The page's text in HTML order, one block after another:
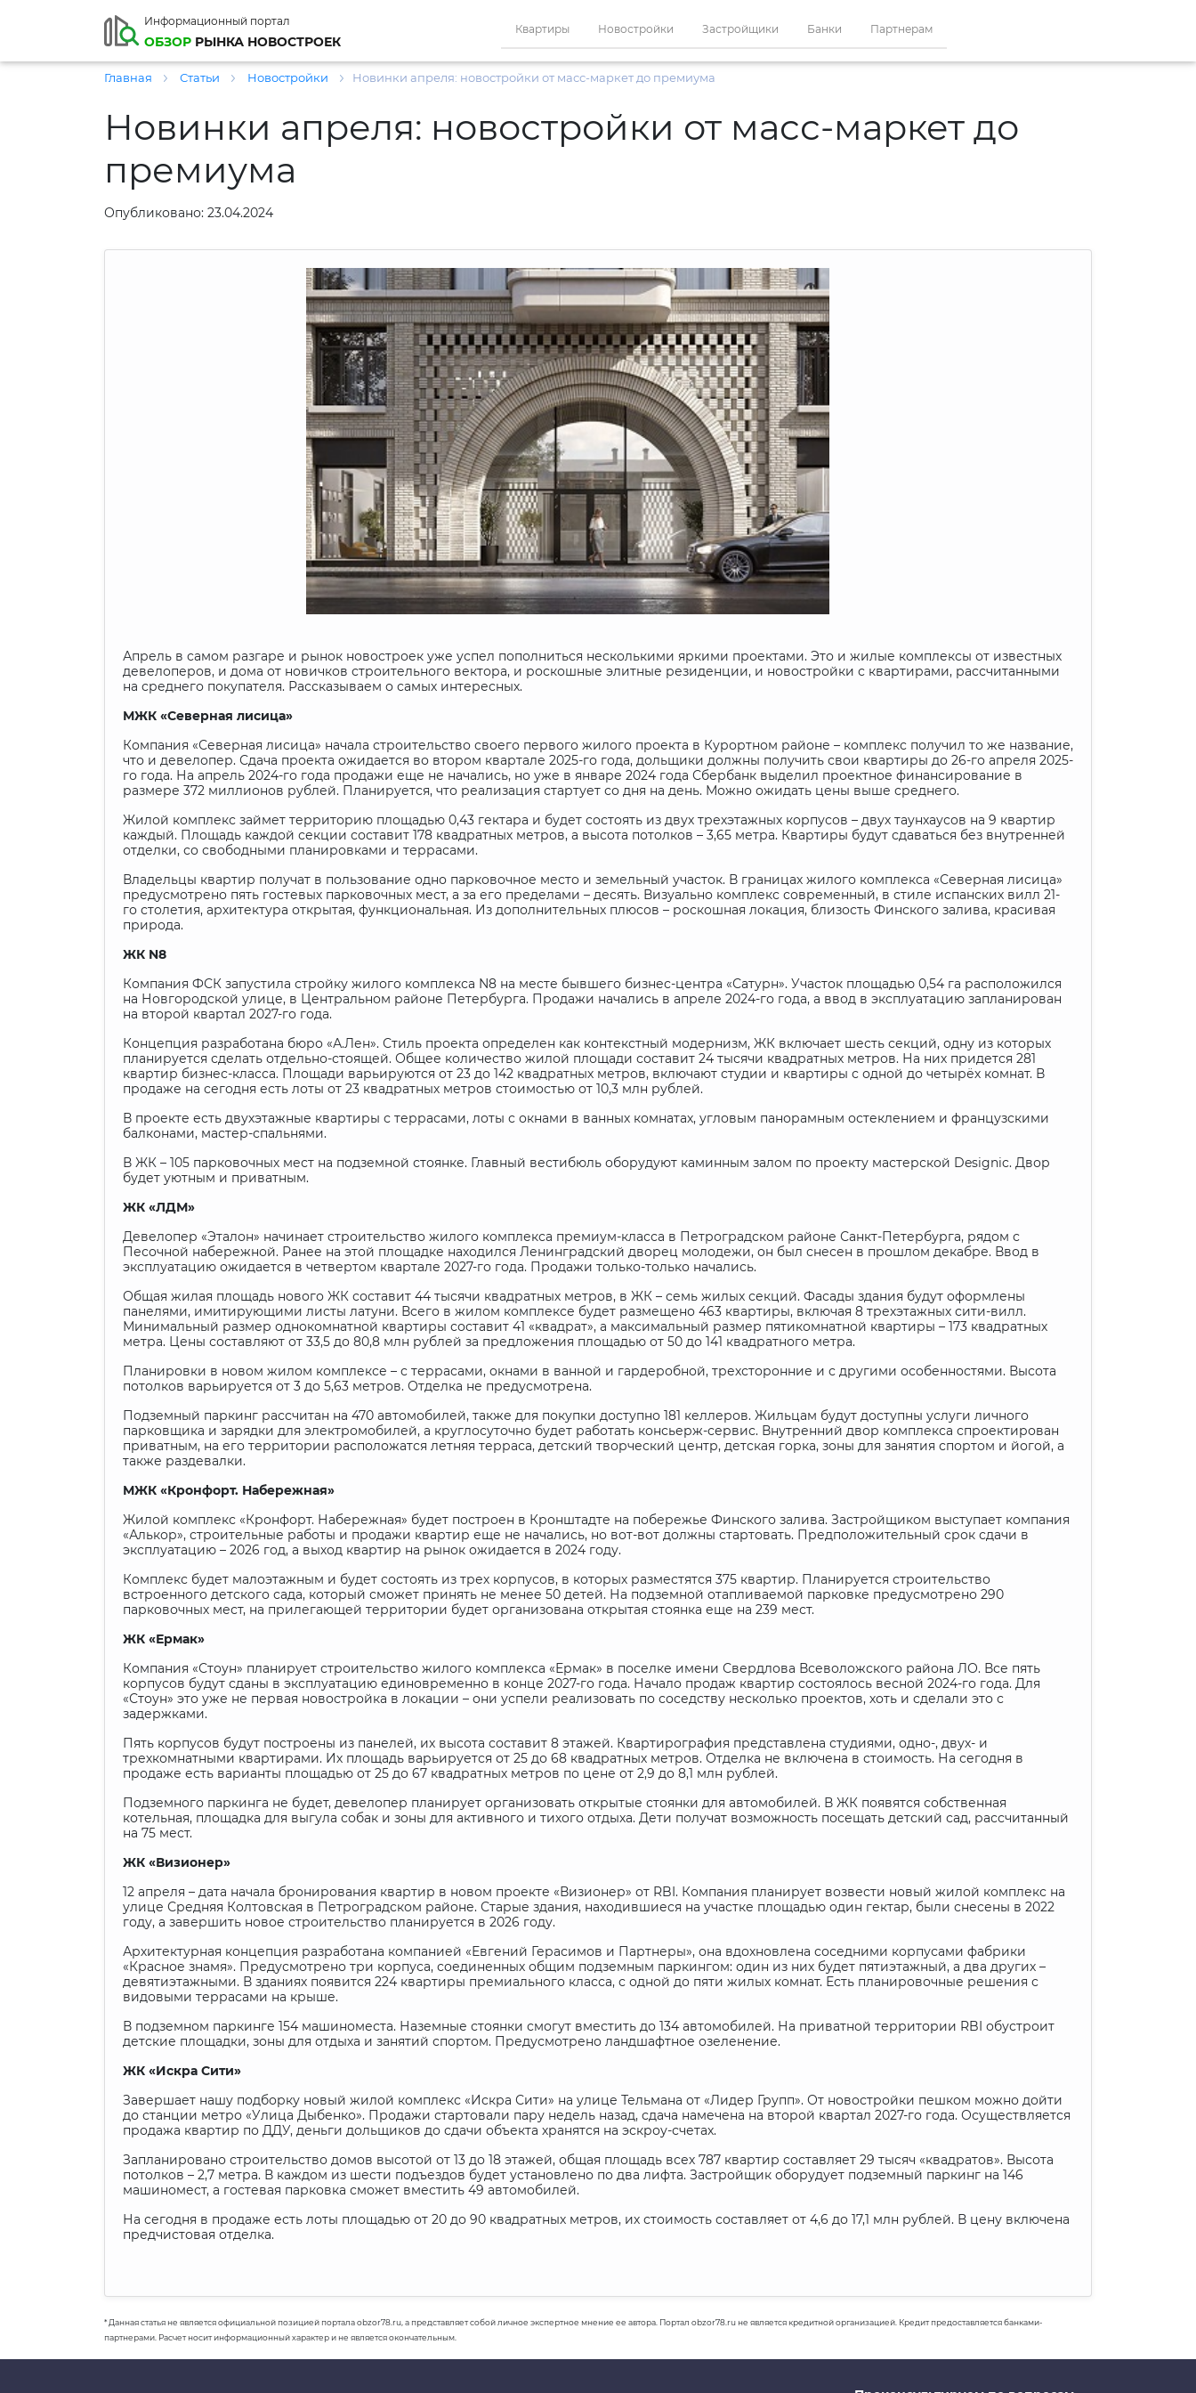
Информационный портал
ОБЗОР РЫНКА НОВОСТРОЕК
Квартиры Новостройки Застройщики Банки Партнерам
Главная Статьи Новостройки Новинки апреля: новостройки от масс-маркет до премиума
Новинки апреля: новостройки от масс-маркет до
премиума
Опубликовано: 23.04.2024
Апрель в самом разгаре и рынок новостроек уже успел пополниться несколькими яркими проектами. Это и жилые комплексы от известных
девелоперов, и дома от новичков строительного вектора, и роскошные элитные резиденции, и новостройки с квартирами, рассчитанными
на среднего покупателя. Рассказываем о самых интересных.
МЖК «Северная лисица»
Компания «Северная лисица» начала строительство своего первого жилого проекта в Курортном районе – комплекс получил то же название,
что и девелопер. Сдача проекта ожидается во втором квартале 2025-го года, дольщики должны получить свои квартиры до 26-го апреля 2025-
го года. На апрель 2024-го года продажи еще не начались, но уже в январе 2024 года Сбербанк выделил проектное финансирование в
размере 372 миллионов рублей. Планируется, что реализация стартует со дня на день. Можно ожидать цены выше среднего.
Жилой комплекс займет территорию площадью 0,43 гектара и будет состоять из двух трехэтажных корпусов – двух таунхаусов на 9 квартир
каждый. Площадь каждой секции составит 178 квадратных метров, а высота потолков – 3,65 метра. Квартиры будут сдаваться без внутренней
отделки, со свободными планировками и террасами.
Владельцы квартир получат в пользование одно парковочное место и земельный участок. В границах жилого комплекса «Северная лисица»
предусмотрено пять гостевых парковочных мест, а за его пределами – десять. Визуально комплекс современный, в стиле испанских вилл 21-
го столетия, архитектура открытая, функциональная. Из дополнительных плюсов – роскошная локация, близость Финского залива, красивая
природа.
ЖК N8
Компания ФСК запустила стройку жилого комплекса N8 на месте бывшего бизнес-центра «Сатурн». Участок площадью 0,54 га расположился
на Новгородской улице, в Центральном районе Петербурга. Продажи начались в апреле 2024-го года, а ввод в эксплуатацию запланирован
на второй квартал 2027-го года.
Концепция разработана бюро «А.Лен». Стиль проекта определен как контекстный модернизм, ЖК включает шесть секций, одну из которых
планируется сделать отдельно-стоящей. Общее количество жилой площади составит 24 тысячи квадратных метров. На них придется 281
квартир бизнес-класса. Площади варьируются от 23 до 142 квадратных метров, включают студии и квартиры с одной до четырёх комнат. В
продаже на сегодня есть лоты от 23 квадратных метров стоимостью от 10,3 млн рублей.
В проекте есть двухэтажные квартиры с террасами, лоты с окнами в ванных комнатах, угловым панорамным остеклением и французскими
балконами, мастер-спальнями.
В ЖК – 105 парковочных мест на подземной стоянке. Главный вестибюль оборудуют каминным залом по проекту мастерской Designic. Двор
будет уютным и приватным.
ЖК «ЛДМ»
Девелопер «Эталон» начинает строительство жилого комплекса премиум-класса в Петроградском районе Санкт-Петербурга, рядом с
Песочной набережной. Ранее на этой площадке находился Ленинградский дворец молодежи, он был снесен в прошлом декабре. Ввод в
эксплуатацию ожидается в четвертом квартале 2027-го года. Продажи только-только начались.
Общая жилая площадь нового ЖК составит 44 тысячи квадратных метров, в ЖК – семь жилых секций. Фасады здания будут оформлены
панелями, имитирующими листы латуни. Всего в жилом комплексе будет размещено 463 квартиры, включая 8 трехэтажных сити-вилл.
Минимальный размер однокомнатной квартиры составит 41 «квадрат», а максимальный размер пятикомнатной квартиры – 173 квадратных
метра. Цены составляют от 33,5 до 80,8 млн рублей за предложения площадью от 50 до 141 квадратного метра.
Планировки в новом жилом комплексе – с террасами, окнами в ванной и гардеробной, трехсторонние и с другими особенностями. Высота
потолков варьируется от 3 до 5,63 метров. Отделка не предусмотрена.
Подземный паркинг рассчитан на 470 автомобилей, также для покупки доступно 181 келлеров. Жильцам будут доступны услуги личного
парковщика и зарядки для электромобилей, а круглосуточно будет работать консьерж-сервис. Внутренний двор комплекса спроектирован
приватным, на его территории расположатся летняя терраса, детский творческий центр, детская горка, зоны для занятия спортом и йогой, а
также раздевалки.
МЖК «Кронфорт. Набережная»
Жилой комплекс «Кронфорт. Набережная» будет построен в Кронштадте на побережье Финского залива. Застройщиком выступает компания
«Алькор», строительные работы и продажи квартир еще не начались, но вот-вот должны стартовать. Предположительный срок сдачи в
эксплуатацию – 2026 год, а выход квартир на рынок ожидается в 2024 году.
Комплекс будет малоэтажным и будет состоять из трех корпусов, в которых разместятся 375 квартир. Планируется строительство
встроенного детского сада, который сможет принять не менее 50 детей. На подземной отапливаемой парковке предусмотрено 290
парковочных мест, на прилегающей территории будет организована открытая стоянка еще на 239 мест.
ЖК «Ермак»
Компания «Стоун» планирует строительство жилого комплекса «Ермак» в поселке имени Свердлова Всеволожского района ЛО. Все пять
корпусов будут сданы в эксплуатацию единовременно в конце 2027-го года. Начало продаж квартир состоялось весной 2024-го года. Для
«Стоун» это уже не первая новостройка в локации – они успели реализовать по соседству несколько проектов, хоть и сделали это с
задержками.
Пять корпусов будут построены из панелей, их высота составит 8 этажей. Квартирография представлена студиями, одно-, двух- и
трехкомнатными квартирами. Их площадь варьируется от 25 до 68 квадратных метров. Отделка не включена в стоимость. На сегодня в
продаже есть варианты площадью от 25 до 67 квадратных метров по цене от 2,9 до 8,1 млн рублей.
Подземного паркинга не будет, девелопер планирует организовать открытые стоянки для автомобилей. В ЖК появятся собственная
котельная, площадка для выгула собак и зоны для активного и тихого отдыха. Дети получат возможность посещать детский сад, рассчитанный
на 75 мест.
ЖК «Визионер»
12 апреля – дата начала бронирования квартир в новом проекте «Визионер» от RBI. Компания планирует возвести новый жилой комплекс на
улице Средняя Колтовская в Петроградском районе. Старые здания, находившиеся на участке площадью один гектар, были снесены в 2022
году, а завершить новое строительство планируется в 2026 году.
Архитектурная концепция разработана компанией «Евгений Герасимов и Партнеры», она вдохновлена соседними корпусами фабрики
«Красное знамя». Предусмотрено три корпуса, соединенных общим подземным паркингом: один из них будет пятиэтажный, а два других –
девятиэтажными. В зданиях появится 224 квартиры премиального класса, с одной до пяти жилых комнат. Есть планировочные решения с
видовыми террасами на крыше.
В подземном паркинге 154 машиноместа. Наземные стоянки смогут вместить до 134 автомобилей. На приватной территории RBI обустроит
детские площадки, зоны для отдыха и занятий спортом. Предусмотрено ландшафтное озеленение.
ЖК «Искра Сити»
Завершает нашу подборку новый жилой комплекс «Искра Сити» на улице Тельмана от «Лидер Групп». От новостройки пешком можно дойти
до станции метро «Улица Дыбенко». Продажи стартовали пару недель назад, сдача намечена на второй квартал 2027-го года. Осуществляется
продажа квартир по ДДУ, деньги дольщиков до сдачи объекта хранятся на эскроу-счетах.
Запланировано строительство домов высотой от 13 до 18 этажей, общая площадь всех 787 квартир составляет 29 тысяч «квадратов». Высота
потолков – 2,7 метра. В каждом из шести подъездов будет установлено по два лифта. Застройщик оборудует подземный паркинг на 146
машиномест, а гостевая парковка сможет вместить 49 автомобилей.
На сегодня в продаже есть лоты площадью от 20 до 90 квадратных метров, их стоимость составляет от 4,6 до 17,1 млн рублей. В цену включена
предчистовая отделка.
* Данная статья не является официальной позицией портала obzor78.ru, а представляет собой личное экспертное мнение ее автора. Портал obzor78.ru не является кредитной организацией. Кредит предоставляется банками-
партнерами. Расчет носит информационный характер и не является окончательным.